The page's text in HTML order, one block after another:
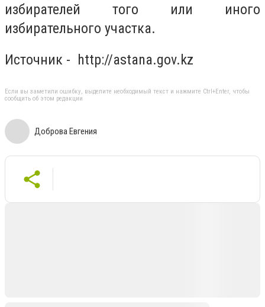
избирателей того или иного
избирательного участка.
Источник - http://astana.gov.kz
Если вы заметили ошибку, выделите необходимый текст и нажмите Ctrl+Enter, чтобы
сообщить об этом редакции
Доброва Евгения